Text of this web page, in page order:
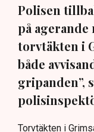
Polisen
på
torvtäkten i
både
gripanden”,
Torvtäkten i